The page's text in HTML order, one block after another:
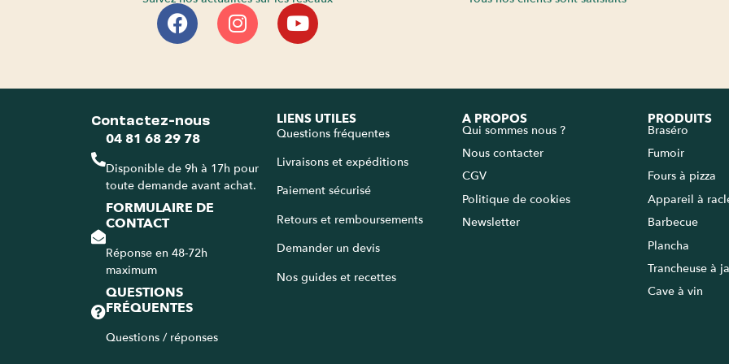
Contactez-nous
04 81 68 29 78
Disponible de 9h à 17h pour
toute demande avant achat.
FORMULAIRE DE
CONTACT
Réponse en 48-72h
maximum
QUESTIONS
FRÉQUENTES
Questions / réponses
LIENS UTILES
Questions fréquentes
Livraisons et expéditions
Paiement sécurisé
Retours et remboursements
Demander un devis
Nos guides et recettes
A PROPOS
Qui sommes nous ?
Nous contacter
CGV
Politique de cookies
Newsletter
PRODUITS
Braséro
Fumoir
Fours à pizza
Appareil à
Barbecue
Plancha
Trancheuse à
Cave à vin